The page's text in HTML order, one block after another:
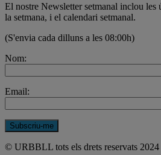
El nostre Newsletter setmanal inclou les
la setmana, i el calendari setmanal.
(S'envia cada dilluns a les 08:00h)
Nom:
Email:
© URBBLL tots els drets reservats 2024